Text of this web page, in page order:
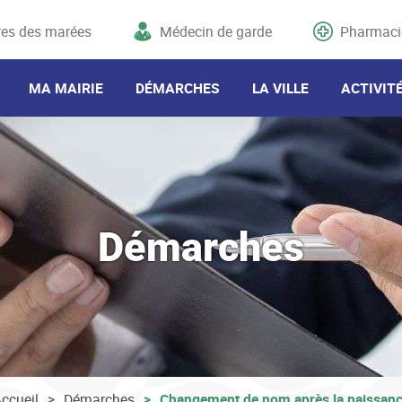
des marées Médecin de garde
MA MAIRIE DÉMARCHES LA VILLE
Démarches